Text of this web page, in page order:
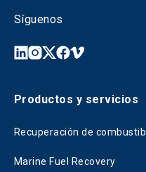
Síguenos
Productos y servicios
Recuperación de
Marine Fuel Recovery